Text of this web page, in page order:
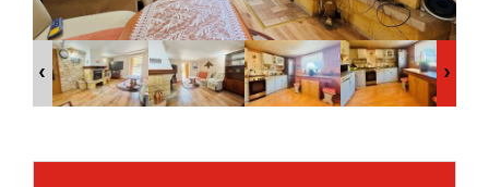
PROMOCJE
WYŁĄCZNOŚĆ
Kontakt